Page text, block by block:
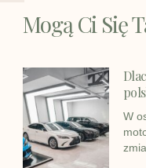
Mogą Ci Się
W